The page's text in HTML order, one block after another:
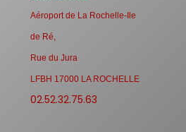
Aéroport de La Rochelle-Ile
de Ré,
Rue du Jura
LFBH 17000 LA ROCHELLE
02.52.32.75.63